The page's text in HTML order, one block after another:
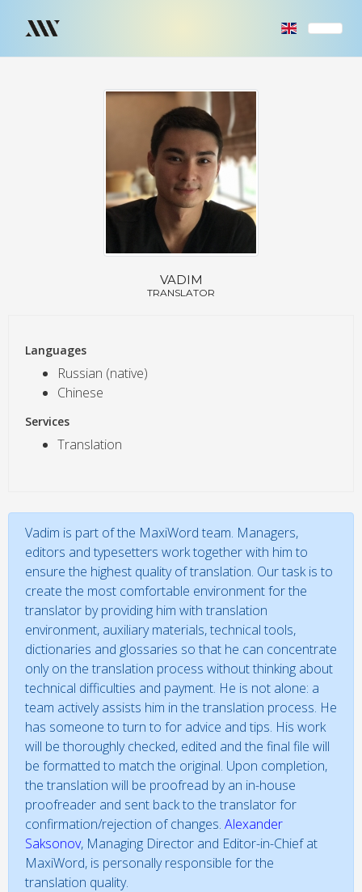
VADIM
TRANSLATOR
Languages
Russian (native)
Chinese
Services
Translation
Vadim is part of the MaxiWord team. Managers,
editors and typesetters work together with him to
ensure the highest quality of translation. Our task is to
create the most comfortable environment for the
translator by providing him with translation
environment, auxiliary materials, technical tools,
dictionaries and glossaries so that he can concentrate
only on the translation process without thinking about
technical difficulties and payment. He is not alone: a
team actively assists him in the translation process. He
has someone to turn to for advice and tips. His work
will be thoroughly checked, edited and the final file will
be formatted to match the original. Upon completion,
the translation will be proofread by an in-house
proofreader and sent back to the translator for
confirmation/rejection of changes. Alexander
Saksonov, Managing Director and Editor-in-Chief at
MaxiWord, is personally responsible for the
translation quality.